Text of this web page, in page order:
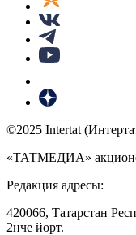
©2025 Intertat
«ТАТМЕДИА»
Редакция адресы:
420066, Татарстан
2нче йорт.